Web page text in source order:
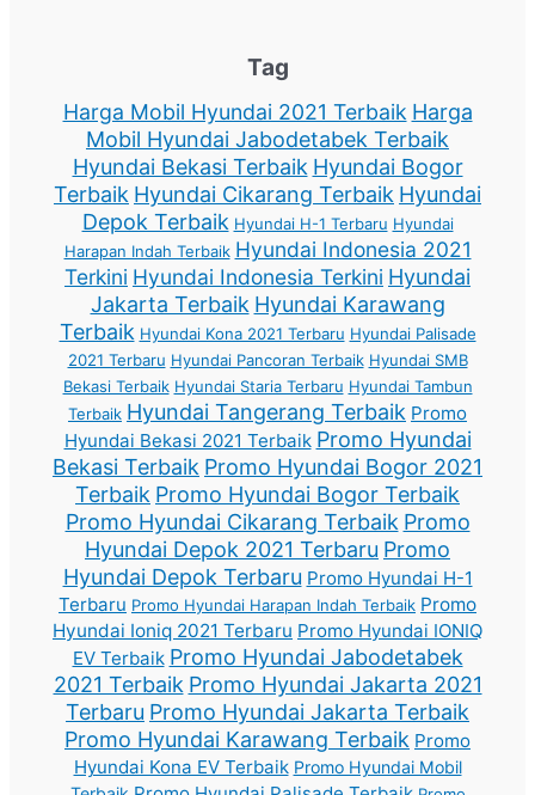
Tag
Harga Mobil Hyundai 2021 Terbaik Harga
Mobil Hyundai Jabodetabek Terbaik
Hyundai Bekasi Terbaik Hyundai Bogor
Terbaik Hyundai Cikarang Terbaik Hyundai
Depok Terbaik Hyundai H-1 Terbaru Hyundai
Harapan Indah Terbaik Hyundai Indonesia 2021
Terkini Hyundai Indonesia Terkini Hyundai
Jakarta Terbaik Hyundai Karawang
Terbaik Hyundai Kona 2021 Terbaru Hyundai Palisade
2021 Terbaru Hyundai Pancoran Terbaik Hyundai SMB
Bekasi Terbaik Hyundai Staria Terbaru Hyundai Tambun
Terbaik Hyundai Tangerang Terbaik Promo
Hyundai Bekasi 2021 Terbaik Promo Hyundai
Bekasi Terbaik Promo Hyundai Bogor 2021
Terbaik Promo Hyundai Bogor Terbaik
Promo Hyundai Cikarang Terbaik Promo
Hyundai Depok 2021 Terbaru Promo
Hyundai Depok Terbaru Promo Hyundai H-1
Terbaru Promo Hyundai Harapan Indah Terbaik Promo
Hyundai Ioniq 2021 Terbaru Promo Hyundai IONIQ
EV Terbaik Promo Hyundai Jabodetabek
2021 Terbaik Promo Hyundai Jakarta 2021
Terbaru Promo Hyundai Jakarta Terbaik
Promo Hyundai Karawang Terbaik Promo
Hyundai Kona EV Terbaik Promo Hyundai Mobil